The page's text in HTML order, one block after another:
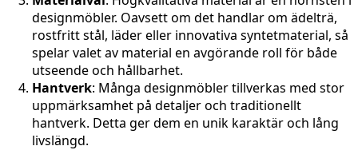
designmöbler. Oavsett om det handlar om ädelträ,
rostfritt stål, läder eller innovativa syntetmaterial, så
spelar valet av material en avgörande roll för både
utseende och hållbarhet.
Hantverk: Många designmöbler tillverkas med stor
uppmärksamhet på detaljer och traditionellt
hantverk. Detta ger dem en unik karaktär och lång
livslängd.